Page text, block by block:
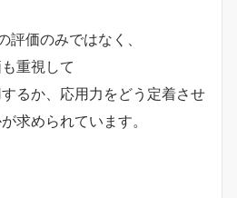
評価のみではなく、
重視して
るか、応用力をどう定着させ
求められています。